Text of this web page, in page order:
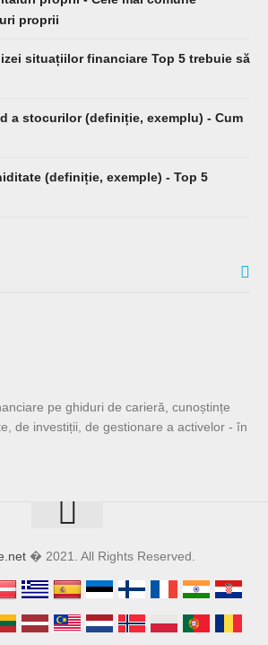
proprii
situațiilor financiare Top 5 trebuie să
a stocurilor (definiție, exemplu) - Cum
(definiție, exemple) - Top 5
pe ghiduri de carieră, cunoștințe
de investiții, de gestionare a activelor - în
� 2021. All Rights Reserved.